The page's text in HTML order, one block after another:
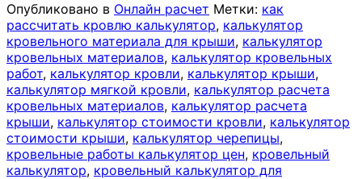
Опубликовано в Онлайн расчет Метки: как
рассчитать кровлю калькулятор, калькулятор
кровельного материала для крыши, калькулятор
кровельных материалов, калькулятор кровельных
работ, калькулятор кровли, калькулятор крыши,
калькулятор мягкой кровли, калькулятор расчета
кровельных материалов, калькулятор расчета
крыши, калькулятор стоимости кровли, калькулятор
стоимости крыши, калькулятор черепицы,
кровельные работы калькулятор цен, кровельный
калькулятор, кровельный калькулятор для